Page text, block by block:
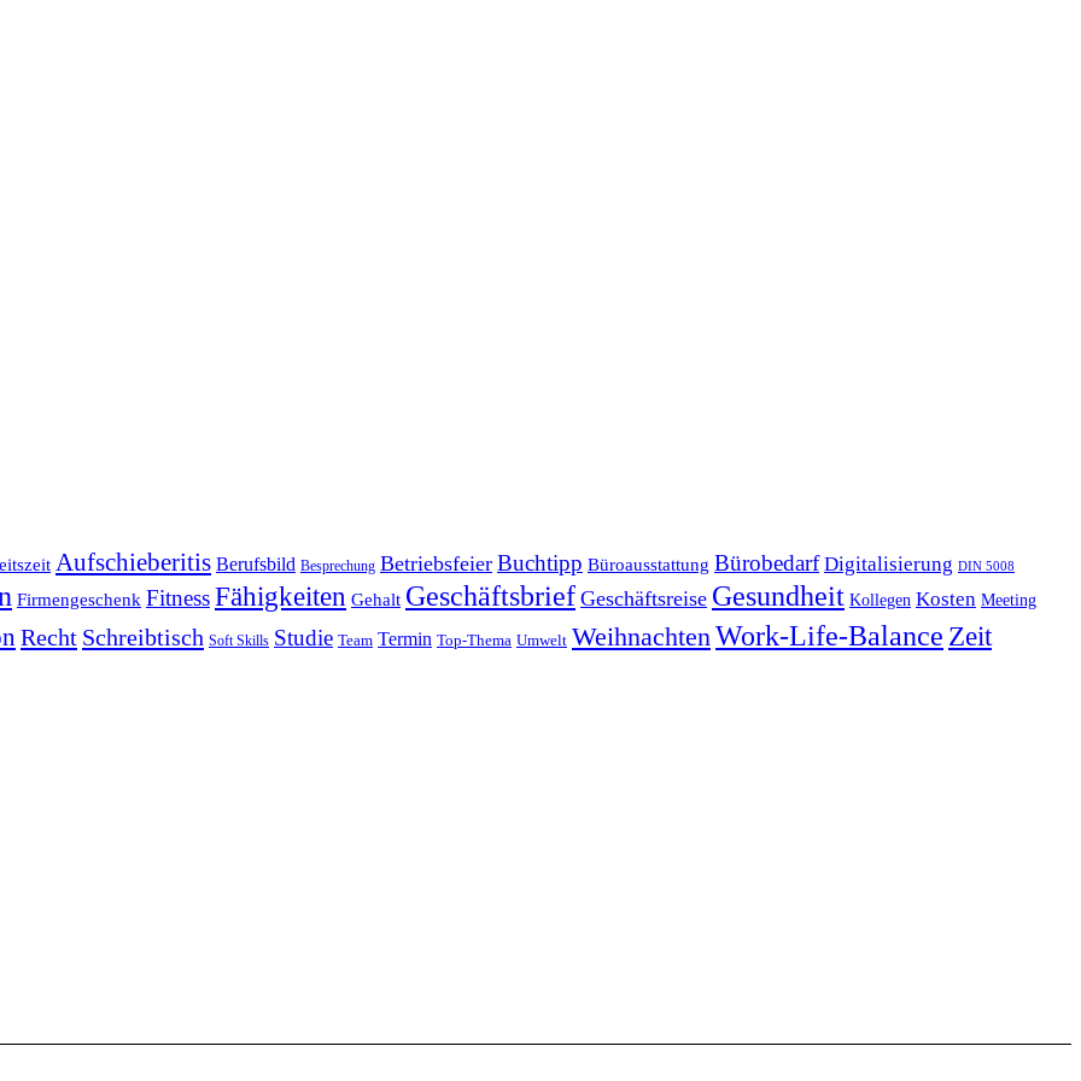
Aufschieberitis Berufsbild Besprechung Betriebsfeier Buchtipp Büroausstattung Bürobedarf Digitalisierung DIN 5008
Firmengeschenk FitnessFähigkeiten Gehalt Geschäftsbrief Geschäftsreise Gesundheit Kollegen Kosten Meeting
Recht Schreibtisch Soft Skills Studie Team Termin Top-Thema Umwelt Weihnachten Work-Life-Balance Zeit